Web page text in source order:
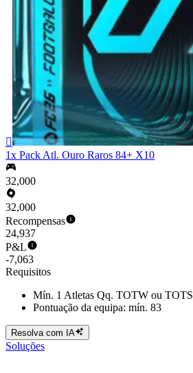

1x Pack Atl. Ouro Raros 84+ X10
32,000
32,000
Recompensas
24,937
P&L
-7,063
Requisitos
Mín. 1 Atletas Qq. TOTW ou TOTS
Pontuação da equipa: mín. 83
Resolva com IA
Soluções